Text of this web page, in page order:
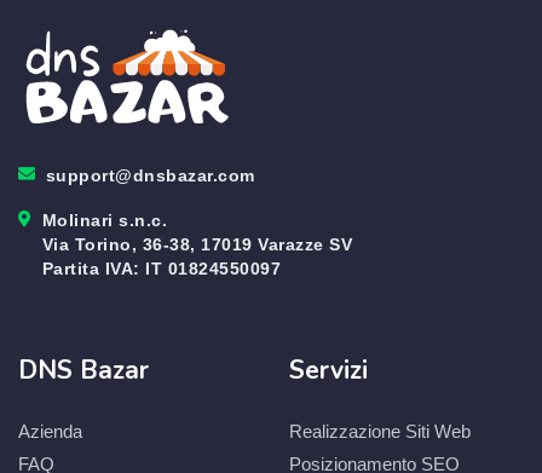
support@dnsbazar.com
Molinari s.n.c.
Via Torino, 36-38, 17019 Varazze SV
Partita IVA: IT 01824550097
DNS Bazar
Azienda
FAQ
Servizi
Realizzazione Siti Web
Posizionamento SEO